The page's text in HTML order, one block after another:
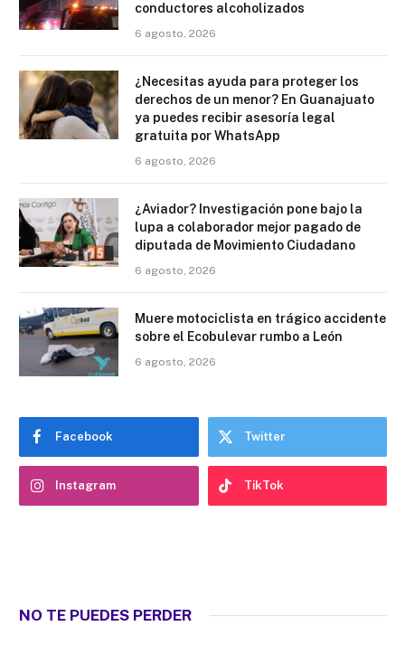
conductores alcoholizados
6 agosto, 2026
¿Necesitas ayuda para proteger los
derechos de un menor? En Guanajuato
ya puedes recibir asesoría legal
gratuita por WhatsApp
6 agosto, 2026
¿Aviador? Investigación pone bajo la
lupa a colaborador mejor pagado de
diputada de Movimiento Ciudadano
6 agosto, 2026
Muere motociclista en trágico accidente
sobre el Ecobulevar rumbo a León
6 agosto, 2026
Facebook Twitter
Instagram TikTok
NO TE PUEDES PERDER